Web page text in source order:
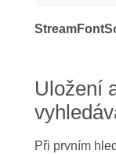
Uložení
Při prvním